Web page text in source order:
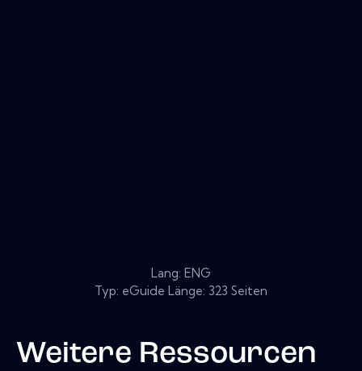
Lang: ENG
Typ: eGuide Länge: 323 Seiten
Weitere Ressourcen